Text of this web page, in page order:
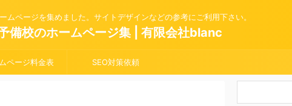
ムページを集めました。サイトデザインなどの参考にご利用下さい。
備校のホームページ集 | 有限会社blanc
ページ料金表 SEO対策依頼